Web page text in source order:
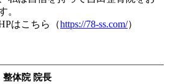
。
はこちら（https://78-ss.com/）
整体院 院長